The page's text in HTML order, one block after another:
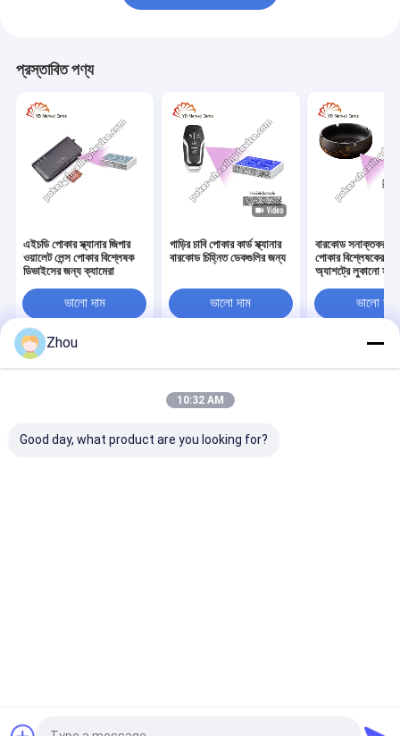
প্রস্তাবিত পণ্য
এইচডি পোকার স্ক্যানার জিপার
ওয়ালেট লেন্স পোকার বিশ্লেষক
ডিভাইসের জন্য ক্যামেরা
ভালো দাম
গাড়ির চাবি পোকার কার্ড স্ক্যানার
বারকোড চিহ্নিত ডেকগুলির জন্য
ভালো দাম
বারকোড সনাক্তকরণের
পোকার বিশ্লেষকের
অ্যাশট্রে লুকানো
ভালো দাম
বাড়ি
আমাদের
আমাদের সাথে যোগাযোগ
Desktop
সাইট ম্যাপ
গোপনীয়তা নীতি
Ltd. All Rights Reserved.
Zhou
10:32 AM
Good day, what product are you looking for?